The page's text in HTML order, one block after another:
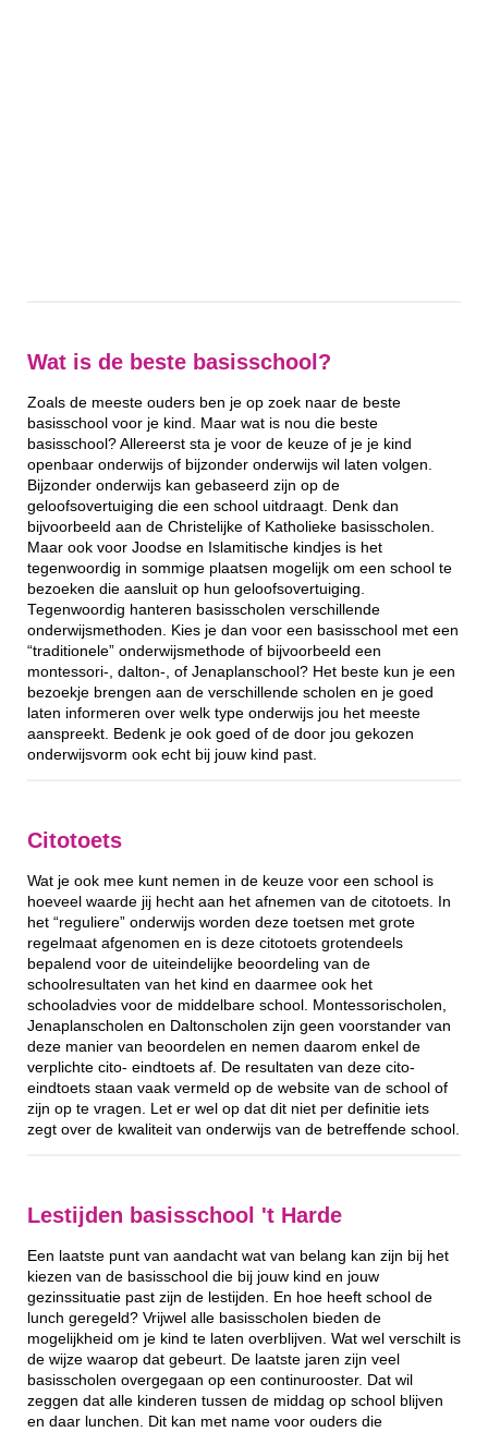
Wat is de beste basisschool?
Zoals de meeste ouders ben je op zoek naar de beste
basisschool voor je kind. Maar wat is nou die beste
basisschool? Allereerst sta je voor de keuze of je je kind
openbaar onderwijs of bijzonder onderwijs wil laten volgen.
Bijzonder onderwijs kan gebaseerd zijn op de
geloofsovertuiging die een school uitdraagt. Denk dan
bijvoorbeeld aan de Christelijke of Katholieke basisscholen.
Maar ook voor Joodse en Islamitische kindjes is het
tegenwoordig in sommige plaatsen mogelijk om een school te
bezoeken die aansluit op hun geloofsovertuiging.
Tegenwoordig hanteren basisscholen verschillende
onderwijsmethoden. Kies je dan voor een basisschool met een
“traditionele” onderwijsmethode of bijvoorbeeld een
montessori-, dalton-, of Jenaplanschool? Het beste kun je een
bezoekje brengen aan de verschillende scholen en je goed
laten informeren over welk type onderwijs jou het meeste
aanspreekt. Bedenk je ook goed of de door jou gekozen
onderwijsvorm ook echt bij jouw kind past.
Citotoets
Wat je ook mee kunt nemen in de keuze voor een school is
hoeveel waarde jij hecht aan het afnemen van de citotoets. In
het “reguliere” onderwijs worden deze toetsen met grote
regelmaat afgenomen en is deze citotoets grotendeels
bepalend voor de uiteindelijke beoordeling van de
schoolresultaten van het kind en daarmee ook het
schooladvies voor de middelbare school. Montessorischolen,
Jenaplanscholen en Daltonscholen zijn geen voorstander van
deze manier van beoordelen en nemen daarom enkel de
verplichte cito- eindtoets af. De resultaten van deze cito-
eindtoets staan vaak vermeld op de website van de school of
zijn op te vragen. Let er wel op dat dit niet per definitie iets
zegt over de kwaliteit van onderwijs van de betreffende school.
Lestijden basisschool 't Harde
Een laatste punt van aandacht wat van belang kan zijn bij het
kiezen van de basisschool die bij jouw kind en jouw
gezinssituatie past zijn de lestijden. En hoe heeft school de
lunch geregeld? Vrijwel alle basisscholen bieden de
mogelijkheid om je kind te laten overblijven. Wat wel verschilt is
de wijze waarop dat gebeurt. De laatste jaren zijn veel
basisscholen overgegaan op een continurooster. Dat wil
zeggen dat alle kinderen tussen de middag op school blijven
en daar lunchen. Dit kan met name voor ouders die